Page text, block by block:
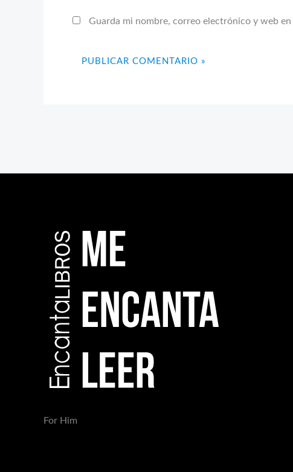
Guarda mi nombre, correo electrónico y web
For Him